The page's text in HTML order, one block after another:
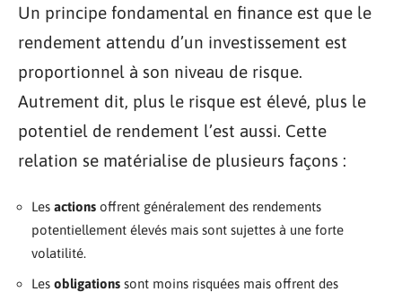
Un principe fondamental en finance est que le
rendement attendu d’un investissement est
proportionnel à son niveau de risque.
Autrement dit, plus le risque est élevé, plus le
potentiel de rendement l’est aussi. Cette
relation se matérialise de plusieurs façons :
Les actions offrent généralement des rendements
potentiellement élevés mais sont sujettes à une forte
volatilité.
Les obligations sont moins risquées mais offrent des